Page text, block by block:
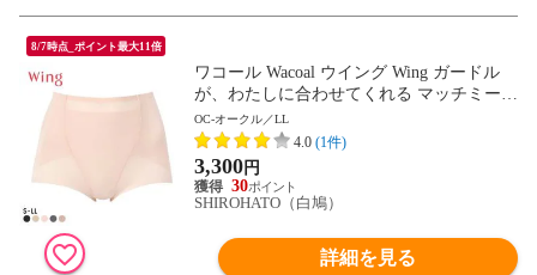
8/7時点_ポイント最大11倍
ワコール Wacoal ウイング Wing ガードル
が、わたしに合わせてくれる マッチミーガ
ードル ショート丈 SML2L
OC-オークル／LL
4.0 (1件)
3,300円
30
SHIROHATO（白鳩）
詳細を見る